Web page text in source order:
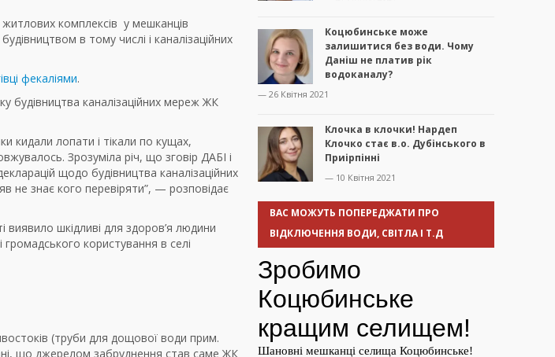
комплексів у мешканців
в тому числі і каналізаційних
фекаліями.
будівництва каналізаційних мереж ЖК
кидали лопати і тікали по кущах,
Зрозуміла річ, що зговір ДАБІ і
щодо будівництва каналізаційних
не знає кого перевіряти”, — розповідає
шкідливі для здоров’я людини
громадського користування в селі
(труби для дощової води прим.
що джерелом забруднення став саме ЖК
Коцюбинське може
залишитися без води. Чому
Даніш не платив рік
водоканалу?
— 26 Квітня 2021
Клочка в клочки! Нардеп
Клочко стає в.о. Дубінського в
Приірпінні
— 10 Квітня 2021
ВАС МОЖУТЬ ПОПЕРЕДЖАТИ ПРО
ВІДКЛЮЧЕННЯ ВОДИ, СВІТЛА І Т.Д